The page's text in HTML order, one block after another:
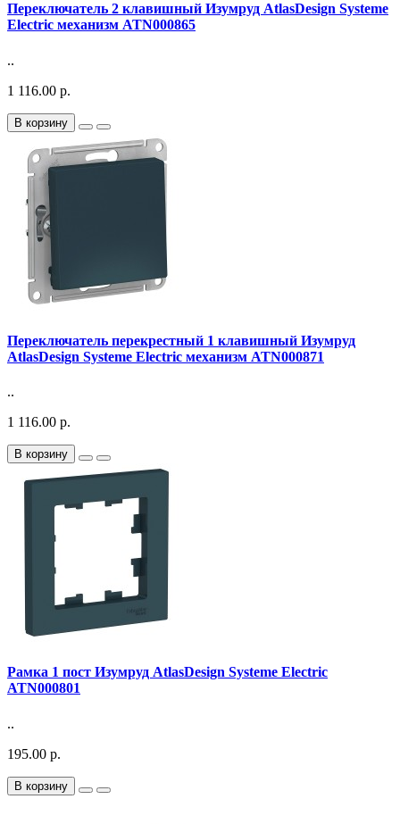
Переключатель 2 клавишный Изумруд AtlasDesign Systeme
Electric механизм ATN000865
..
1 116.00 р.
В корзину
Переключатель перекрестный 1 клавишный Изумруд
AtlasDesign Systeme Electric механизм ATN000871
..
1 116.00 р.
В корзину
Рамка 1 пост Изумруд AtlasDesign Systeme Electric
ATN000801
..
195.00 р.
В корзину